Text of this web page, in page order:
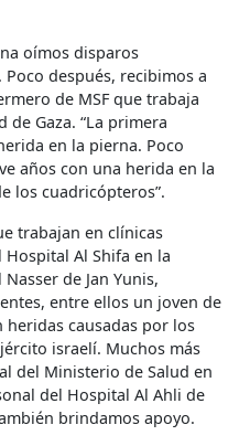
oímos disparos
después, recibimos a
de MSF que trabaja
Gaza. “La primera
en la pierna. Poco
años con una herida en la
los cuadricópteros”.
trabajan en clínicas
Hospital Al Shifa en la
de Jan Yunis,
entre ellos un joven de
heridas causadas por los
israelí. Muchos más
del Ministerio de Salud en
del Hospital Al Ahli de
brindamos apoyo.